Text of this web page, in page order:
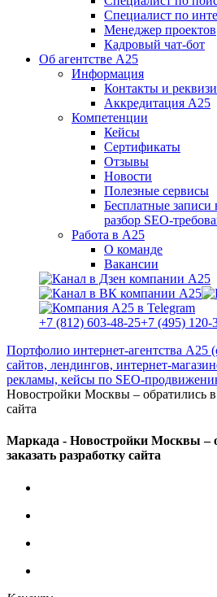
Специалист по
Менеджер проектов
Кадровый чат-бот
Об агентстве А25
Информация
Контакты и
Аккредитация А25
Компетенции
Кейсы
Сертификаты
Отзывы
Новости
Полезные сервисы
Бесплатные записи
разбор SEO-
Работа в А25
О команде
Вакансии
+7 (812) 603-48-25+7 (495) 120-
Портфолио интернет-агентства А25
сайтов, лендингов, интернет-
рекламы, кейсы по SEO-
Новостройки Москвы – обратились в
сайта
Маркада - Новостройки Москвы –
заказать разработку сайта